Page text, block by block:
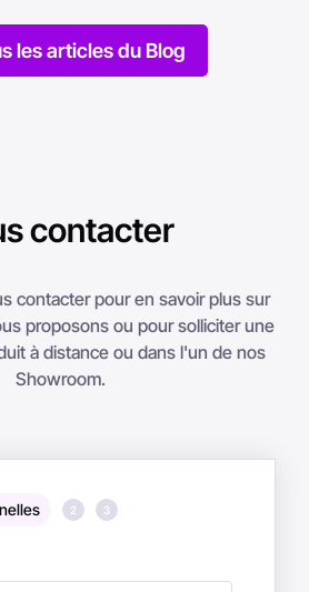
les articles du Blog
contacter
contacter pour en savoir plus sur
proposons ou pour solliciter une
à distance ou dans l'un de nos
Showroom.
2 3